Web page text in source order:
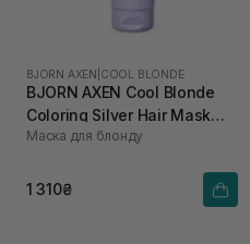
BJORN AXEN COOL BLONDE
BJORN AXEN Cool Blonde
Coloring Silver Hair Mask
200 мл
Маска для блонду
1 310₴